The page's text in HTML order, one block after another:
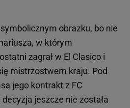
obrazku, bo nie
w którym
zagrał w El Clasico i
mistrzostwem kraju. Pod
jego kontrakt z FC
jeszcze nie została